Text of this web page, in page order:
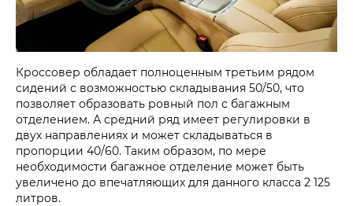
Кроссовер обладает полноценным третьим рядом
сидений с возможностью складывания 50/50, что
позволяет образовать ровный пол с багажным
отделением. А средний ряд имеет регулировки в
двух направлениях и может складываться в
пропорции 40/60. Таким образом, по мере
необходимости багажное отделение может быть
увеличено до впечатляющих для данного класса 2 125
литров.